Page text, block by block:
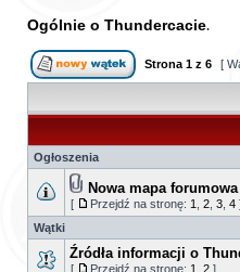
Ogólnie o Thundercacie
Strona 1 z 6 [
Ogłoszenia
Nowa mapa forumowa
[ Przejdź na stronę: 1 2 3 4
Wątki
Źródła informacji o
[ Przejdź na stronę: 1 2 ]